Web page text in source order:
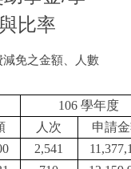
比率
免之金額、人數
106 學年度
人次
申請
2,541